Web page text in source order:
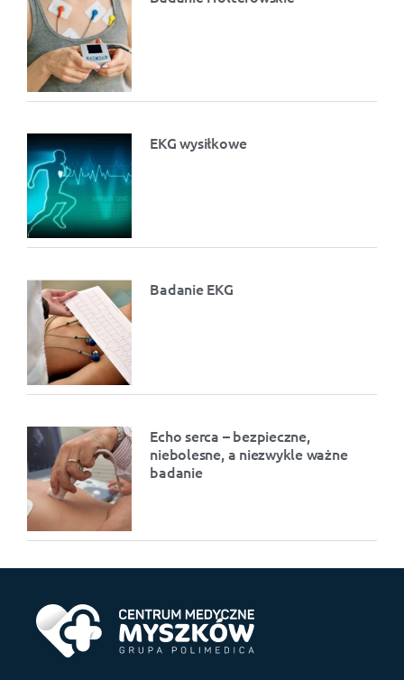
EKG wysiłkowe
Badanie EKG
Echo serca – bezpieczne,
niebolesne, a niezwykle ważne
badanie